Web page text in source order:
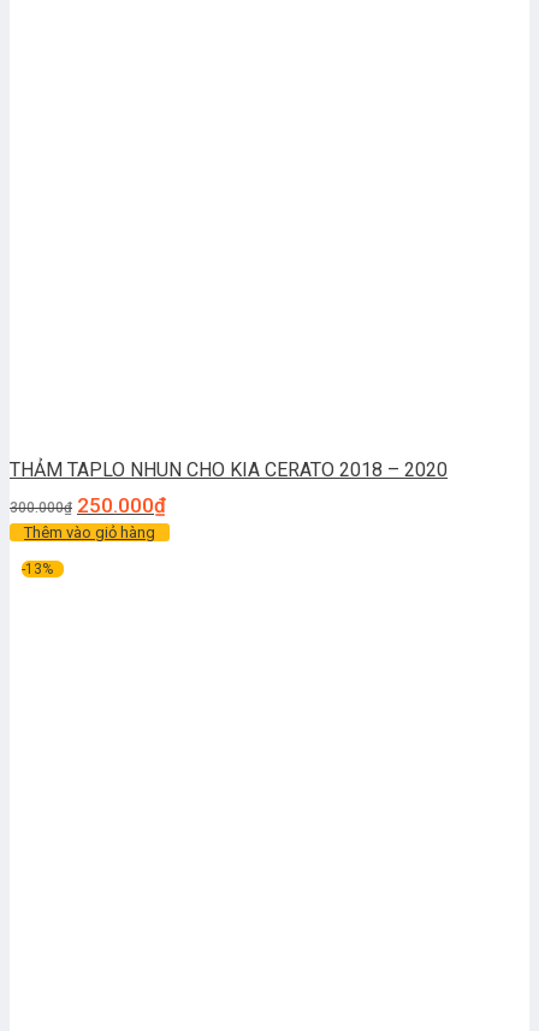
THẢM TAPLO NHUN CHO KIA CERATO 2018 – 2020
300.000₫ 250.000₫
Thêm vào giỏ hàng
-13%